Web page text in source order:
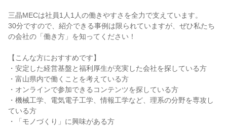
三晶MECは社員1人1人の働きやすさを全力で支えています。
30分ですので、紹介できる事例は限られていますが、ぜひ私たち
の会社の「働き方」を知ってください！
【こんな方におすすめです】
・安定した経営基盤と福利厚生が充実した会社を探している方
・富山県内で働くことを考えている方
・オンラインで参加できるコンテンツを探している方
・機械工学、電気電子工学、情報工学など、理系の分野を専攻し
ている方
・「モノづくり」に興味がある方